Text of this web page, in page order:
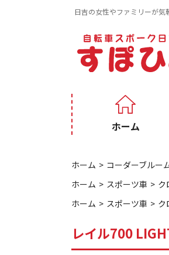
日吉の女性やファミリーが
ホーム
ホーム
コーダーブルー
ホーム
スポーツ車
ク
ホーム
スポーツ車 ク
レイル700